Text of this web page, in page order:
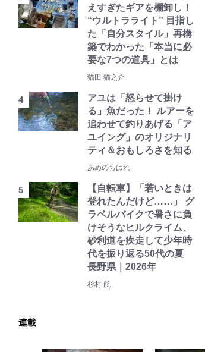
えすぎたギアを棚卸し！
“ウルトラライト” 目指し
た「自分スタイル」再構
築でわかった「本当に必
要な7つの道具」とは
猫田 猫之介
アユは「怒らせて掛け
る」魚だった！ ルアーを
追わせて釣りあげる「ア
ユイング」のオリジナリ
ティ＆おもしろさを知る
あめのちはれ
【自転車】「若いときは
登れたんだけど……」 グ
ラベルバイクで暑さに負
けそうなヒルクライム、
砂利道を疾走して少年時
代を振り返る50代の夏
長野県｜2026年
杉村 航
連載